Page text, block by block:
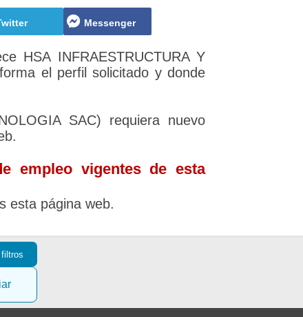
Messenger
HSA INFRAESTRUCTURA Y
el perfil solicitado y donde
SAC) requiera nuevo
empleo vigentes de esta
esta página web.